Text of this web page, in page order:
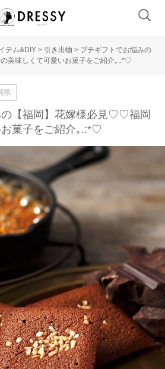
テム&DIY > 引き出物 > プチギフトでお悩みの
美味しくて可愛いお菓子をご紹介｡.:*♡
県
の【福岡】花嫁様必見♡♡福岡
菓子をご紹介｡.:*♡